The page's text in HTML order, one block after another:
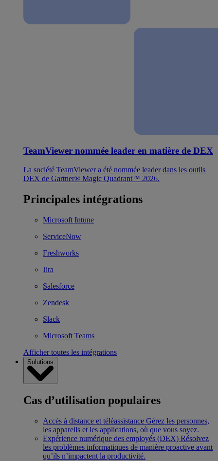
TeamViewer nommée leader en matière de DEX
La société TeamViewer a été nommée leader dans les outils
DEX de Gartner® Magic Quadrant™ 2026.
Principales intégrations
Microsoft Intune
ServiceNow
Freshworks
Jira
Salesforce
Zendesk
Slack
Microsoft Teams
Afficher toutes les intégrations
Solutions
Cas d’utilisation populaires
Accès à distance et téléassistance Gérez les personnes,
les appareils et les applications, où que vous soyez.
Expérience numérique des employés (DEX) Résolvez
les problèmes informatiques de manière proactive avant
qu’ils n’impactent la productivité.